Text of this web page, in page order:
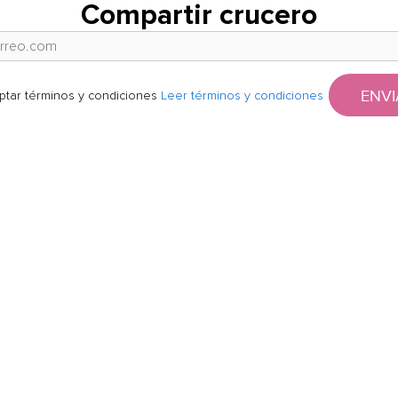
Compartir crucero
términos y condiciones Leer términos y condiciones